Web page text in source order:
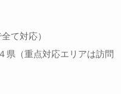
て対応）
県（重点対応エリアは訪問